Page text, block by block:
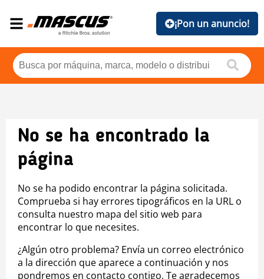
¡Pon un anuncio!
No se ha encontrado la
página
No se ha podido encontrar la página solicitada.
Comprueba si hay errores tipográficos en la URL o
consulta nuestro mapa del sitio web para
encontrar lo que necesites.
¿Algún otro problema? Envía un correo electrónico
a la dirección que aparece a continuación y nos
pondremos en contacto contigo. Te agradecemos